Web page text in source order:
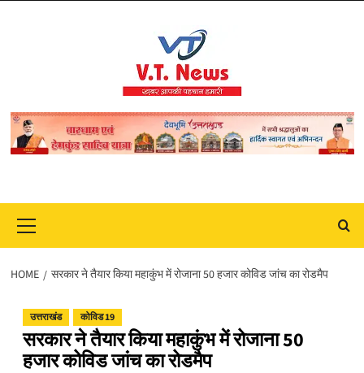
Menu
HOME सरकार ने तैयार किया महाकुंभ में रोजाना 50 हजार कोविड जांच का रोडमैप
उत्तराखंड कोविड 19
सरकार ने तैयार किया महाकुंभ में रोजाना 50
हजार कोविड जांच का रोडमैप